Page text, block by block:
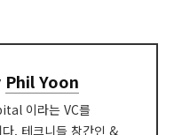
Phil Yoon
이라는 VC를
. 테크니들 창간인 &